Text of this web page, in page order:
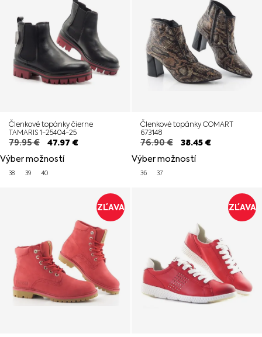
Členkové topánky čierne
TAMARIS 1-25404-25
79.95€ 47.97 €
Výber možností
38 39 40
Členkové topánky COMART
673148
76.90€ 38.45€
Výber možností
36 37
ZĽAVA ZĽAVA